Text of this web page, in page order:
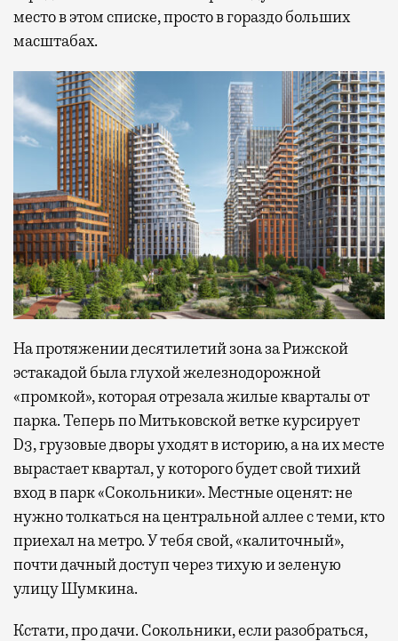
место в этом списке, просто в гораздо больших
масштабах.
На протяжении десятилетий зона за Рижской
эстакадой была глухой железнодорожной
«промкой», которая отрезала жилые кварталы от
парка. Теперь по Митьковской ветке курсирует
D3, грузовые дворы уходят в историю, а на их месте
вырастает квартал, у которого будет свой тихий
вход в парк «Сокольники». Местные оценят: не
нужно толкаться на центральной аллее с теми, кто
приехал на метро. У тебя свой, «калиточный»,
почти дачный доступ через тихую и зеленую
улицу Шумкина.
Кстати, про дачи. Сокольники, если разобраться,